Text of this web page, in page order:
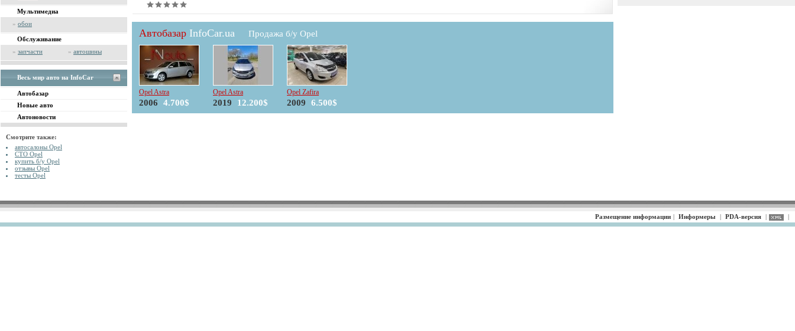
Мультимедиа
» обои
Обслуживание
» запчасти » автошины
Весь мир авто на InfoCar
Автобазар
Новые авто
Автоновости
Смотрите также:
автосалоны Opel
СТО Opel
купить б/у Opel
отзывы Opel
тесты Opel
Автобазар InfoCar.ua Продажа б/у Opel
Opel Astra
2006 4.700$
Opel Astra
2019 12.200$
Opel Zafira
2009 6.500$
Размещение информации | Информеры | PDA-версия | |